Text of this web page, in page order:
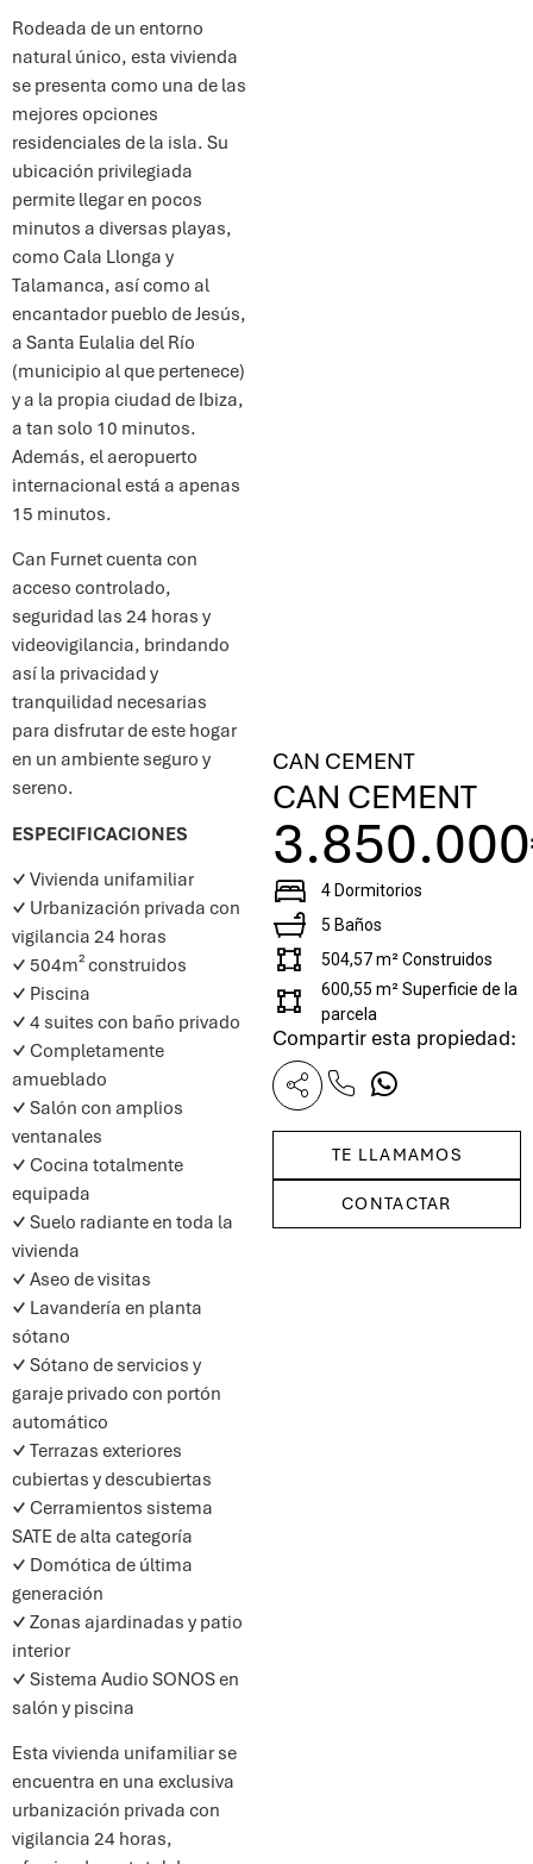
Rodeada de un entorno
natural único, esta vivienda
se presenta como una de las
mejores opciones
residenciales de la isla. Su
ubicación privilegiada
permite llegar en pocos
minutos a diversas playas,
como Cala Llonga y
Talamanca, así como al
encantador pueblo de Jesús,
a Santa Eulalia del Río
(municipio al que pertenece)
y a la propia ciudad de Ibiza,
a tan solo 10 minutos.
Además, el aeropuerto
internacional está a apenas
15 minutos.
Can Furnet cuenta con
acceso controlado,
seguridad las 24 horas y
videovigilancia, brindando
así la privacidad y
tranquilidad necesarias
para disfrutar de este hogar
en un ambiente seguro y
sereno.
ESPECIFICACIONES
✓ Vivienda unifamiliar
✓ Urbanización privada con
vigilancia 24 horas
✓ 504m² construidos
✓ Piscina
✓ 4 suites con baño privado
✓ Completamente
amueblado
✓ Salón con amplios
ventanales
✓ Cocina totalmente
equipada
✓ Suelo radiante en toda la
vivienda
✓ Aseo de visitas
✓ Lavandería en planta
sótano
✓ Sótano de servicios y
garaje privado con portón
automático
✓ Terrazas exteriores
cubiertas y descubiertas
✓ Cerramientos sistema
SATE de alta categoría
✓ Domótica de última
generación
✓ Zonas ajardinadas y patio
interior
✓ Sistema Audio SONOS en
salón y piscina
Esta vivienda unifamiliar se
encuentra en una exclusiva
urbanización privada con
vigilancia 24 horas,
CAN CEMENT
CAN CEMENT
4 Dormitorios
5 Baños
504,57 m² Construidos
600,55 m² Superficie de la
parcela
Compartir esta propiedad:
TE LLAMAMOS
CONTACTAR